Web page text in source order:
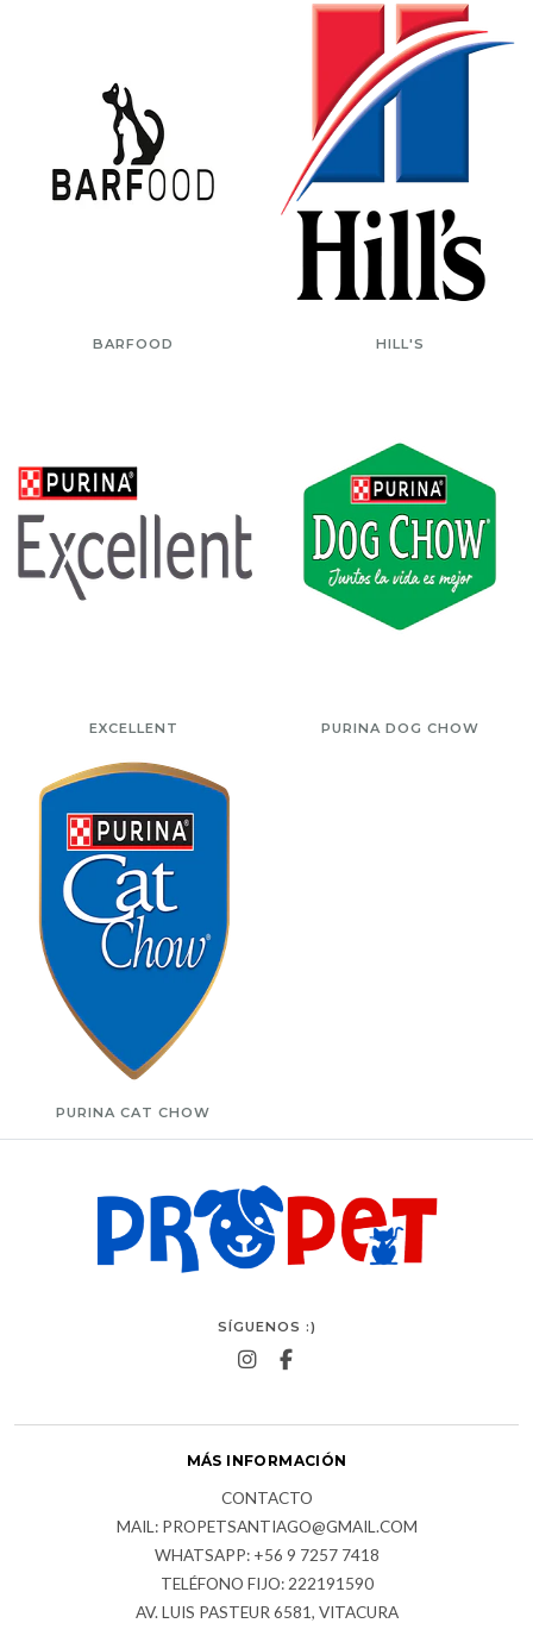
BARFOOD HILL'S
EXCELLENT PURINA DOG CHOW
PURINA CAT CHOW
SÍGUENOS :)
MÁS INFORMACIÓN
CONTACTO
MAIL: PROPETSANTIAGO@GMAIL.COM
WHATSAPP: +56 9 7257 7418
TELÉFONO FIJO: 222191590
AV. LUIS PASTEUR 6581, VITACURA